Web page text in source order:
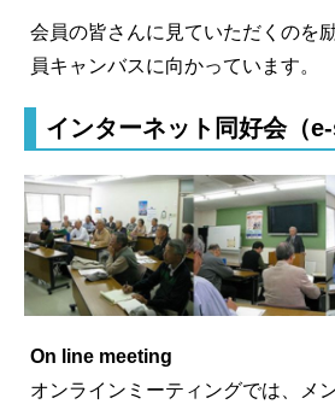
会員の皆さんに見ていただくのを
員キャンバスに向かっています。
インターネット同好会（e-
On line meeting
オンラインミーティングでは、メ